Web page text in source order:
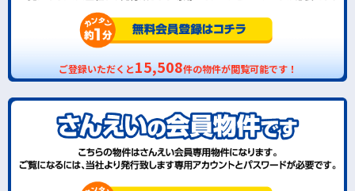
ご登録いただくと15,508件の物件が閲覧可能です！